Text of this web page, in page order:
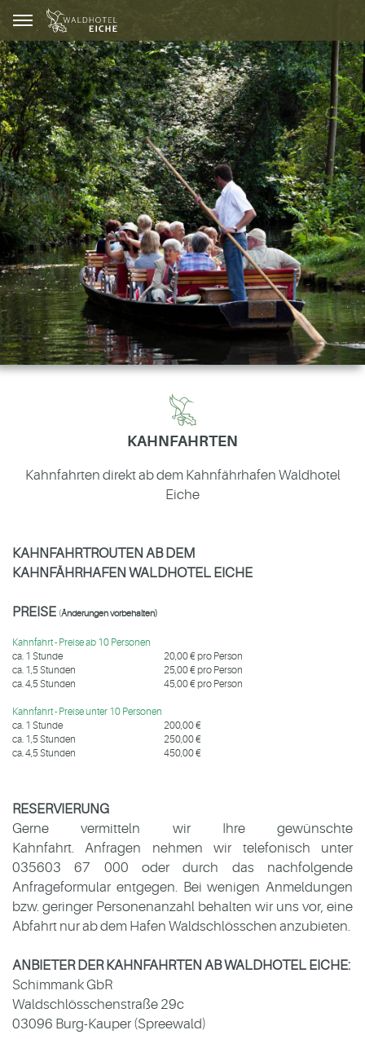
GUTSCHEINE
KAHNFAHRTEN
Kahnfahrten direkt ab dem Kahnfährhafen Waldhotel
Eiche
KAHNFAHRTROUTEN AB DEM
KAHNFÄHRHAFEN WALDHOTEL EICHE
PREISE (Änderungen vorbehalten)
Kahnfahrt - Preise ab 10 Personen
ca. 1 Stunde
20,00 € pro Person
ca. 1,5 Stunden
25,00 € pro Person
ca. 4,5 Stunden
45,00 € pro Person
Kahnfahrt - Preise unter 10 Personen
ca. 1 Stunde
200,00 €
ca. 1,5 Stunden
250,00 €
ca. 4,5 Stunden
450,00 €
RESERVIERUNG
Gerne vermitteln wir Ihre gewünschte
Kahnfahrt. Anfragen nehmen wir telefonisch unter
035603 67 000 oder durch das nachfolgende
Anfrageformular entgegen. Bei wenigen Anmeldungen
bzw. geringer Personenanzahl behalten wir uns vor, eine
Abfahrt nur ab dem Hafen Waldschlösschen anzubieten.
ANBIETER DER KAHNFAHRTEN AB WALDHOTEL EICHE:
Schimmank GbR
Waldschlösschenstraße 29c
03096 Burg-Kauper (Spreewald)